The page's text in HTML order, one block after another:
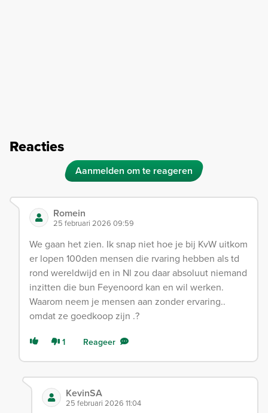
Reacties
Aanmelden om te reageren
Romein
25 februari 2026 09:59
We gaan het zien. Ik snap niet hoe je bij KvW uitkom
er lopen 100den mensen die rvaring hebben als td
rond wereldwijd en in Nl zou daar absoluut niemand
inzitten die bun Feyenoord kan en wil werken.
Waarom neem je mensen aan zonder ervaring..
omdat ze goedkoop zijn .?
1 Reageer
KevinSA
25 februari 2026 11:04